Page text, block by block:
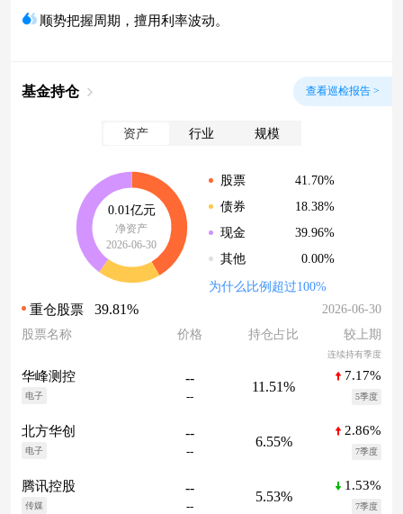
顺势把握周期，擅用利率波动。
基金持仓 查看巡检报告 >
资产 行业 规模
0.01亿元
净资产
2026-06-30
股票
41.70%
债券
18.38%
现金
39.96%
其他
0.00%
为什么比例超过100%
重仓股票 39.81%
2026-06-30
股票名称
价格 持仓占比 较上期
连续持有季度
华峰测控
电子
--
--
11.51%
7.17%
5季度
北方华创
电子
--
--
6.55%
2.86%
7季度
腾讯控股
传媒
--
--
5.53%
1.53%
7季度